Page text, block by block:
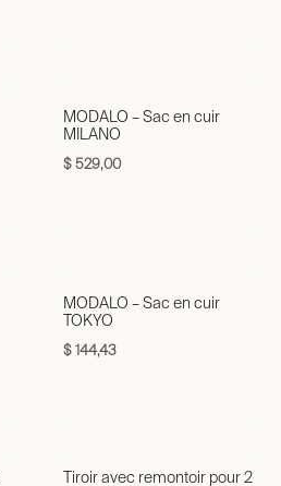
MODALO – Sac en cuir
MILANO
$529,00
MODALO – Sac en cuir
TOKYO
$144,43
Tiroir avec remontoir pour 2